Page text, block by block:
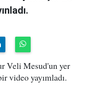
Veli Mesud'un yer
video yayımladı.